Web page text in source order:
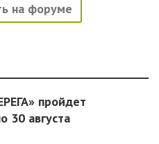
на форуме
пройдет
30 августа